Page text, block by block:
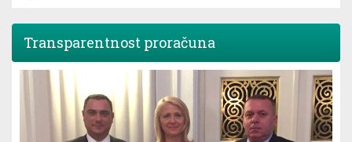
Transparentnost proračuna